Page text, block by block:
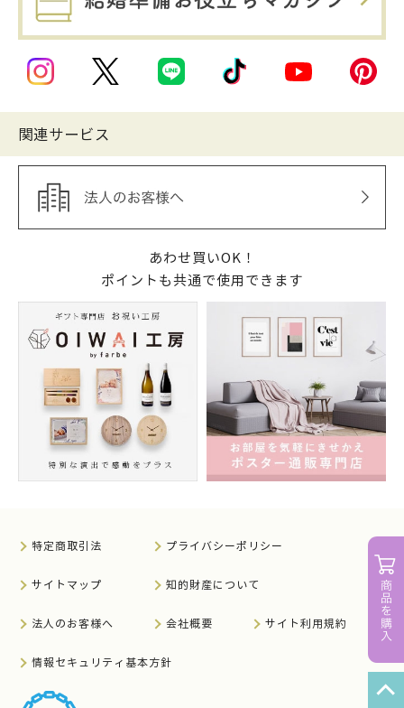
関連サービス
あわせ買いOK！
ポイントも共通で使用できます
特定商取引法 プライバシーポリシー
サイトマップ 知的財産について
法人のお客様へ 会社概要 サイト利用規約
情報セキュリティ基本方針